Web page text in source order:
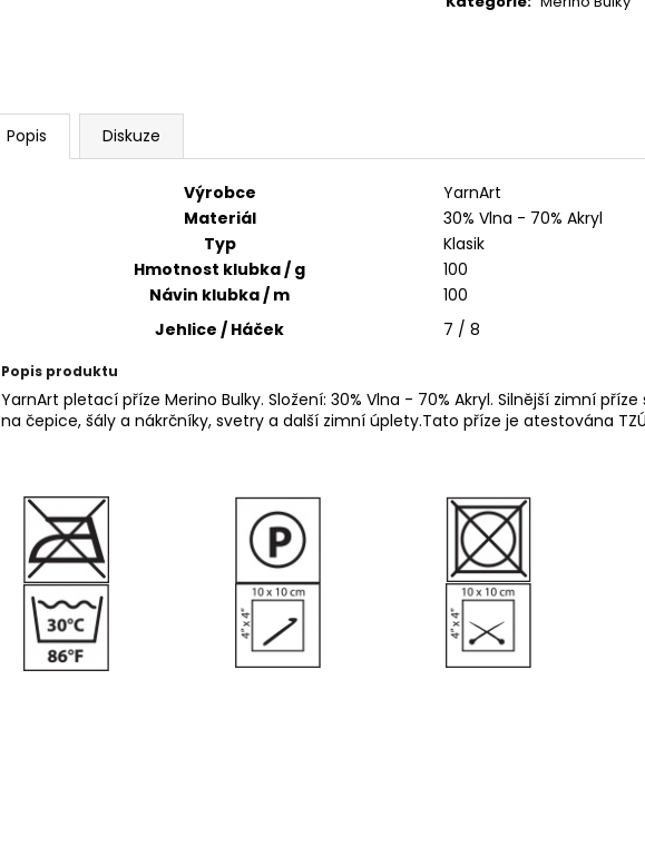
Popis Diskuze
Výrobce
YarnArt
Materiál
30% Vlna - 70% Akryl
Typ
Klasik
Hmotnost klubka / g
100
Návin klubka / m
100
Jehlice / Háček
7 / 8
Popis produktu
YarnArt pletací příze Merino Bulky. Složení: 30% Vlna - 70% Akryl. Silnější zimní
na čepice, šály a nákrčníky, svetry a další zimní úplety.Tato příze je atestována
YARNART MACRAME COTTON 800